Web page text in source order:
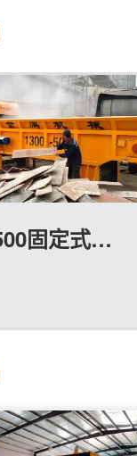
1300-500固定式木材粉碎机